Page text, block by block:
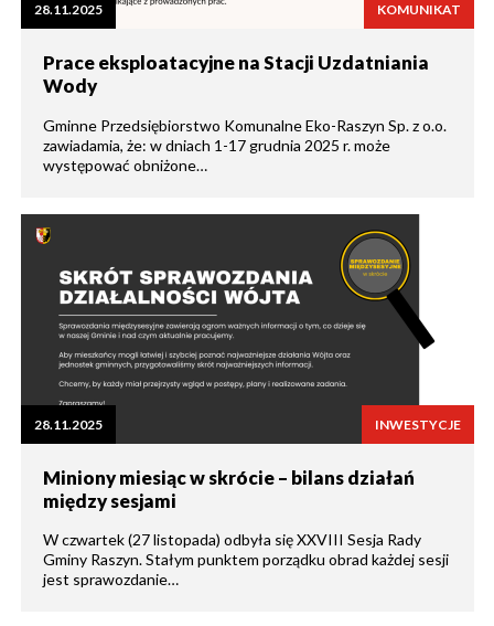
28.11.2025 KOMUNIKAT
Prace eksploatacyjne na Stacji Uzdatniania
Wody
Gminne Przedsiębiorstwo Komunalne Eko-Raszyn Sp. z o.o.
zawiadamia, że: w dniach 1-17 grudnia 2025 r. może
występować obniżone…
28.11.2025 INWESTYCJE
Miniony miesiąc w skrócie – bilans działań
między sesjami
W czwartek (27 listopada) odbyła się XXVIII Sesja Rady
Gminy Raszyn. Stałym punktem porządku obrad każdej sesji
jest sprawozdanie…